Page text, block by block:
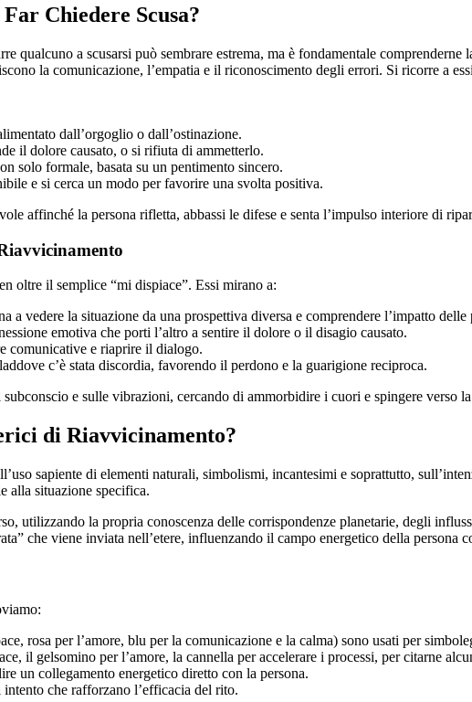
Chiedere Scusa?
qualcuno a scusarsi può sembrare estrema, ma è fondamentale
la comunicazione, l’empatia e il riconoscimento degli errori. Si ricorre a
dall’orgoglio o dall’ostinazione.
il dolore causato, o si rifiuta di ammetterlo.
solo formale, basata su un pentimento sincero.
e si cerca un modo per favorire una svolta positiva.
affinché la persona rifletta, abbassi le difese e senta l’impulso interiore di
oltre il semplice “mi dispiace”. Essi mirano a:
a vedere la situazione da una prospettiva diversa e comprendere l’impatto
emotiva che porti l’altro a sentire il dolore o il disagio causato.
comunicative e riaprire il dialogo.
c’è stata discordia, favorendo il perdono e la guarigione reciproca.
e sulle vibrazioni, cercando di ammorbidire i cuori e spingere verso
di Riavvicinamento?
sapiente di elementi naturali, simbolismi, incantesimi e soprattutto,
alla situazione specifica.
utilizzando la propria conoscenza delle corrispondenze planetarie, degli
che viene inviata nell’etere, influenzando il campo energetico della persona
rosa per l’amore, blu per la comunicazione e la calma) sono usati per
il gelsomino per l’amore, la cannella per accelerare i processi, per citarne
un collegamento energetico diretto con la persona.
intento che rafforzano l’efficacia del rito.